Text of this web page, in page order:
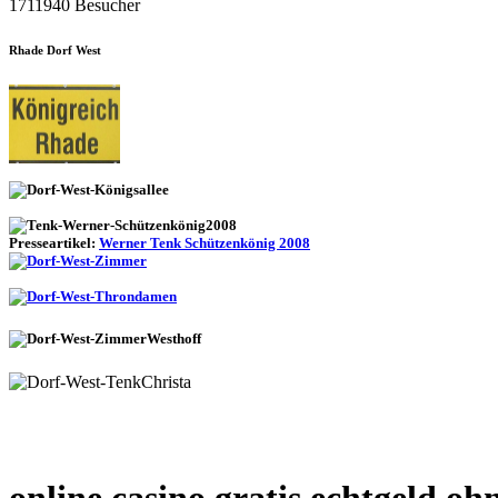
1711940 Besucher
Rhade Dorf West
Presseartikel: Werner Tenk Schützenkönig 2008